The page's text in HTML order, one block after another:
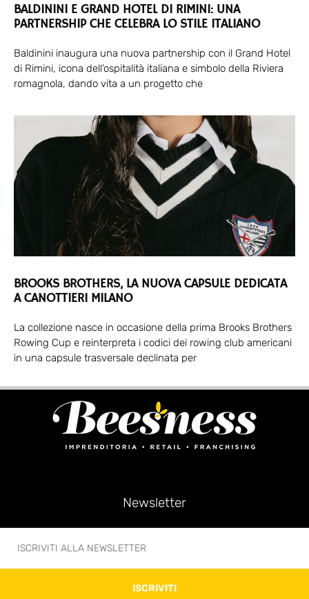
BALDININI E GRAND HOTEL DI RIMINI: UNA
PARTNERSHIP CHE CELEBRA LO STILE ITALIANO
Baldinini inaugura una nuova partnership con il Grand Hotel
di Rimini, icona dell’ospitalità italiana e simbolo della Riviera
romagnola, dando vita a un progetto che
BROOKS BROTHERS, LA NUOVA CAPSULE DEDICATA
A CANOTTIERI MILANO
La collezione nasce in occasione della prima Brooks Brothers
Rowing Cup e reinterpreta i codici dei rowing club americani
in una capsule trasversale declinata per
Newsletter
ISCRIVITI